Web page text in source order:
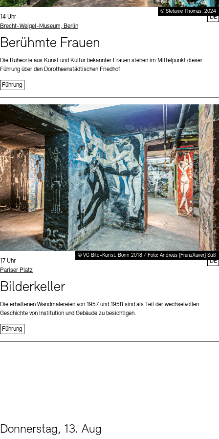
© Stefanie Thomas, 2024
Uhrzeit:
14 Uhr
Standort
Brecht-Weigel-Museum, Berlin
Berühmte Frauen
Die Ruheorte aus Kunst und Kultur bekannter Frauen stehen im Mittelpunkt dieser
Führung über den Dorotheenstädtischen Friedhof.
Führung
DE
© VG Bild-Kunst, Bonn 2018 / Foto: Andreas [FranzXaver] Süß
Uhrzeit:
17 Uhr
Standort
Pariser Platz
Bilderkeller
Die erhaltenen Wandmalereien von 1957 und 1958 sind als Teil der wechselvollen
Geschichte von Institution und Gebäude zu besichtigen.
Führung
DE
Donnerstag, 13. Aug